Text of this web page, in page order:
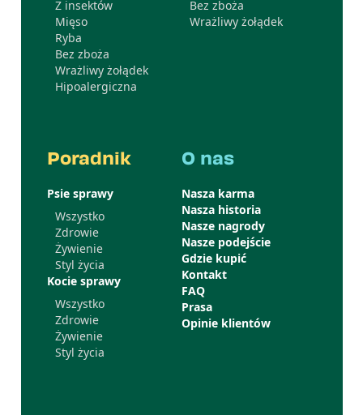
Z insektów
Mięso
Ryba
Bez zboża
Wrażliwy żołądek
Hipoalergiczna
Bez zboża
Wrażliwy żołądek
Poradnik
Psie sprawy
Wszystko
Zdrowie
Żywienie
Styl życia
Kocie sprawy
Wszystko
Zdrowie
Żywienie
Styl życia
O nas
Nasza karma
Nasza historia
Nasze nagrody
Nasze podejście
Gdzie kupić
Kontakt
FAQ
Prasa
Opinie klientów